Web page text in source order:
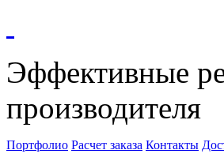
Эффективные
производителя
Портфолио Расчет заказа Контакты